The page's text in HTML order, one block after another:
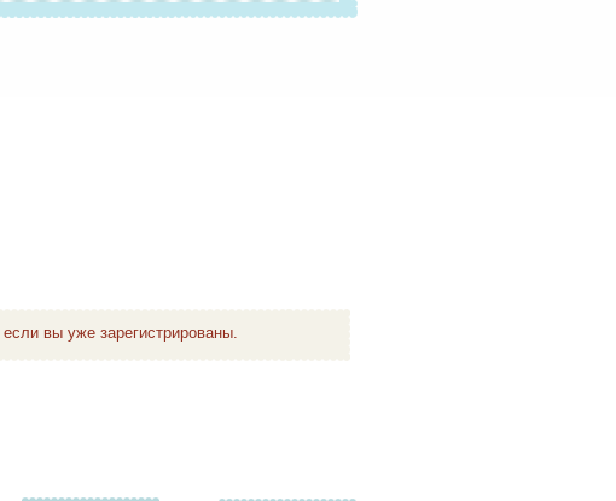
если вы уже зарегистрированы.